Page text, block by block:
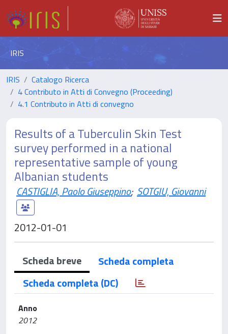
IRIS
IRIS
Catalogo Ricerca
4 Contributo in Atti di Convegno (Proceeding)
4.1 Contributo in Atti di convegno
Results of a Tuberculin Skin Test
survey performed in a national
representative sample of young
Albanian students
CASTIGLIA, Paolo Giuseppino; SOTGIU, Giovanni
2012-01-01
Scheda breve
Scheda completa
Scheda completa (DC)
Anno
2012